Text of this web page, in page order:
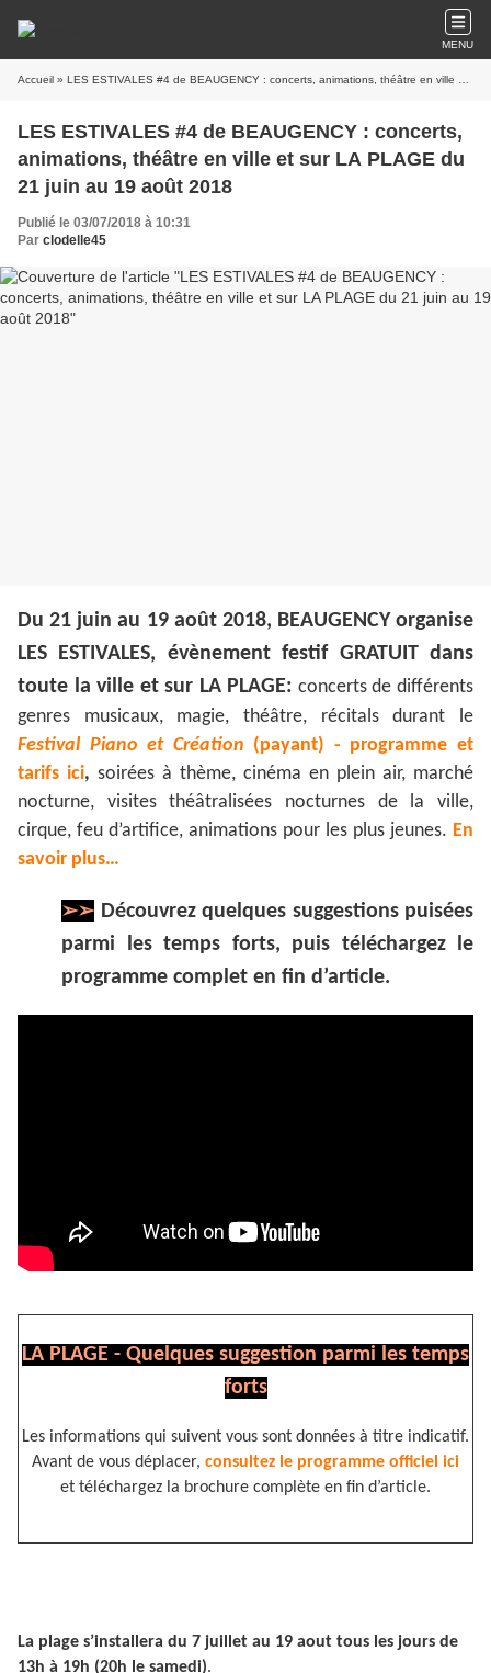
MENU
Accueil » LES ESTIVALES #4 de BEAUGENCY : concerts, animations, théâtre en ville et sur LA PLAGE du 21 juin au 19 août 2018
LES ESTIVALES #4 de BEAUGENCY : concerts,
animations, théâtre en ville et sur LA PLAGE du
21 juin au 19 août 2018
Publié le 03/07/2018 à 10:31
Par clodelle45
Du 21 juin au 19 août 2018, BEAUGENCY organise
LES ESTIVALES, évènement festif GRATUIT dans
toute la ville et sur LA PLAGE: concerts de différents
genres musicaux, magie, théâtre, récitals durant le
Festival Piano et Création (payant) - programme et
tarifs ici, soirées à thème, cinéma en plein air, marché
nocturne, visites théâtralisées nocturnes de la ville,
cirque, feu d’artifice, animations pour les plus jeunes. En
savoir plus…
➢➢ Découvrez quelques suggestions puisées
parmi les temps forts, puis téléchargez le
programme complet en fin d’article.
LA PLAGE - Quelques suggestion parmi les temps
forts
Les informations qui suivent vous sont données à titre indicatif.
Avant de vous déplacer, consultez le programme officiel ici
et téléchargez la brochure complète en fin d’article.
La plage s’installera du 7 juillet au 19 aout tous les jours de
13h à 19h (20h le samedi).